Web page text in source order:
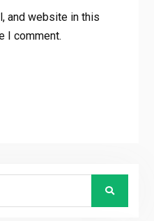
and website in this
I comment.